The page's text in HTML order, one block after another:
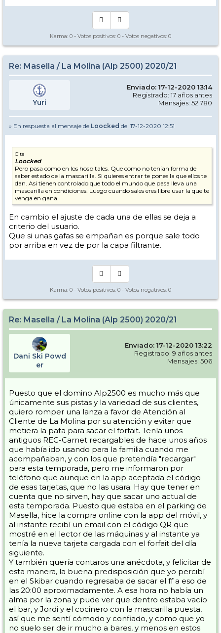
Karma: 0 - Votos positivos: 0 - Votos negativos: 0
Re: Masella / La Molina (Alp 2500) 2020/21
Yuri
Enviado: 17-12-2020 13:14
Registrado: 17 años antes
Mensajes: 52.780
» En respuesta al mensaje de Loocked del 17-12-2020 12:51
Cita
Loocked
Pero pasa como en los hospitales. Que como no tenían forma de
saber estado de la mascarilla. Si quieres entrar te pones la que ellos te
dan. Asi tienen controlado que todo el mundo que pasa lleva una
mascarilla en condiciones. Luego cuando sales eres libre usar la que te
venga en gana.
En cambio el ajuste de cada una de ellas se deja a
criterio del usuario.
Que si unas gafas se empañan es porque sale todo
por arriba en vez de por la capa filtrante.
Karma: 0 - Votos positivos: 0 - Votos negativos: 0
Re: Masella / La Molina (Alp 2500) 2020/21
Dani Ski Powd
er
Enviado: 17-12-2020 13:22
Registrado: 9 años antes
Mensajes: 506
Puesto que el domino Alp2500 es mucho más que
únicamente sus pistas y la variedad de sus clientes,
quiero romper una lanza a favor de Atención al
Cliente de La Molina por su atención y evitar que
metiera la pata para sacar el forfait. Tenía unos
antiguos REC-Carnet recargables de hace unos años
que había ido usando para la familia cuando me
acompañaban, y con los que pretendía "recargar"
para esta temporada, pero me informaron por
teléfono que aunque en la app aceptada el código
de esas tarjetas, que no las usara. Hay que tener en
cuenta que no sirven, hay que sacar uno actual de
esta temporada. Puesto que estaba en el parking de
Masella, hice la compra online con la app del móvil, y
al instante recibí un email con el código QR que
mostré en el lector de las máquinas y al instante ya
tenía la nueva tarjeta cargada con el forfait del día
siguiente.
Y también quería contaros una anécdota, y felicitar de
esta manera, la buena predisposición que yo percibí
en el Skibar cuando regresaba de sacar el ff a eso de
las 20:00 aproximadamente. A esa hora no había un
alma por la zona y pude ver que dentro estaba vacío
el bar, y Jordi y el cocinero con la mascarilla puesta,
así que me sentí cómodo y confiado, y como que yo
no suelo ser de ir mucho a bares, y menos en estos